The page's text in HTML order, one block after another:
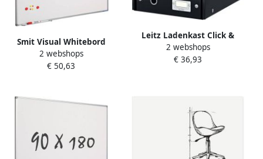
Smit Visual Whitebord
60x90 cm Softline profiel
8mm gelakt staal wit
2 webshops
€ 50,63
Leitz Ladenkast Click &
Store WOW 3 laden
gerecycled karton zwart
2 webshops
€ 36,93